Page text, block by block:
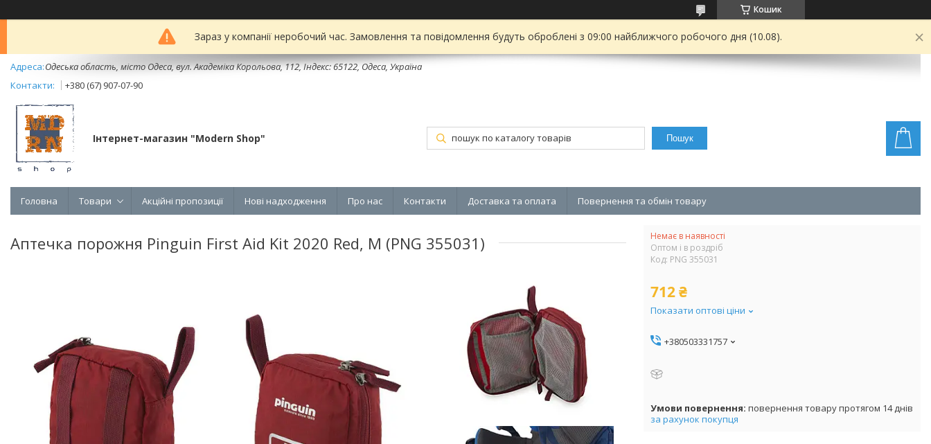
Кошик
Зараз у компанії неробочий час. Замовлення та повідомлення будуть оброблені з 09:00 найближчого робочого дня (10.08).
Одеська область, місто Одеса, вул. Академіка Корольова, 112, Індекс: 65122, Одеса, Україна
+380 (67) 907-07-90
Інтернет-магазин "Modern Shop" Пошук
Головна Товари Акційні пропозиції Нові надходження Про нас Контакти Доставка та оплата Повернення та обмін товару
Аптечка порожня Pinguin First Aid Kit 2020 Red, M (PNG 355031)
Немає в наявності
Оптом і в роздріб
Код: PNG 355031
712 ₴
Показати оптові ціни
+380503331757
повернення товару протягом 14 днів
за рахунок покупця